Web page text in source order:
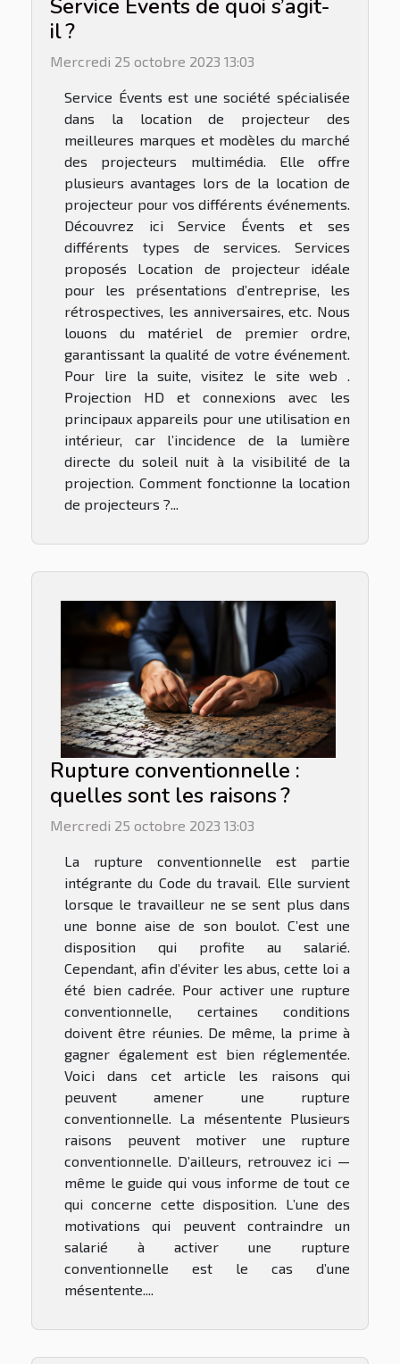
Service Évents de quoi s’agit-
il ?
Mercredi 25 octobre 2023 13:03
Service Évents est une société spécialisée
dans la location de projecteur des
meilleures marques et modèles du marché
des projecteurs multimédia. Elle offre
plusieurs avantages lors de la location de
projecteur pour vos différents événements.
Découvrez ici Service Évents et ses
différents types de services. Services
proposés Location de projecteur idéale
pour les présentations d’entreprise, les
rétrospectives, les anniversaires, etc. Nous
louons du matériel de premier ordre,
garantissant la qualité de votre événement.
Pour lire la suite, visitez le site web .
Projection HD et connexions avec les
principaux appareils pour une utilisation en
intérieur, car l’incidence de la lumière
directe du soleil nuit à la visibilité de la
projection. Comment fonctionne la location
de projecteurs ?...
Rupture conventionnelle :
quelles sont les raisons ?
Mercredi 25 octobre 2023 13:03
La rupture conventionnelle est partie
intégrante du Code du travail. Elle survient
lorsque le travailleur ne se sent plus dans
une bonne aise de son boulot. C’est une
disposition qui profite au salarié.
Cependant, afin d’éviter les abus, cette loi a
été bien cadrée. Pour activer une rupture
conventionnelle, certaines conditions
doivent être réunies. De même, la prime à
gagner également est bien réglementée.
Voici dans cet article les raisons qui
peuvent amener une rupture
conventionnelle. La mésentente Plusieurs
raisons peuvent motiver une rupture
conventionnelle. D’ailleurs, retrouvez ici —
même le guide qui vous informe de tout ce
qui concerne cette disposition. L’une des
motivations qui peuvent contraindre un
salarié à activer une rupture
conventionnelle est le cas d’une
mésentente....